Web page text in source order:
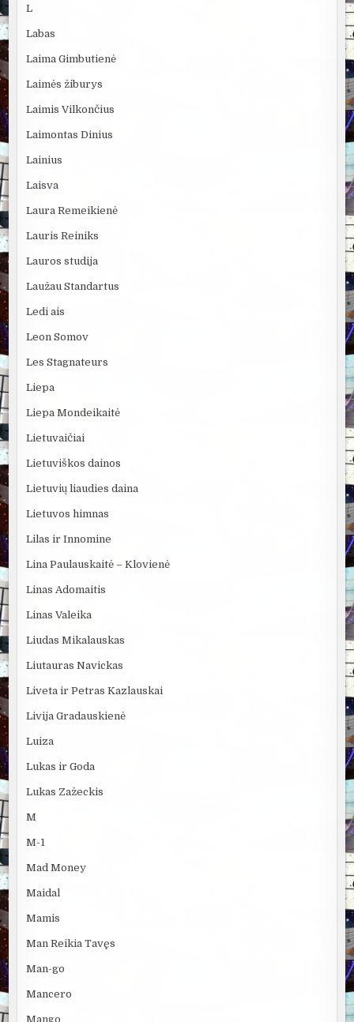
L
Labas
Laima Gimbutienė
Laimės žiburys
Laimis Vilkončius
Laimontas Dinius
Lainius
Laisva
Laura Remeikienė
Lauris Reiniks
Lauros studija
Laužau Standartus
Ledi ais
Leon Somov
Les Stagnateurs
Liepa
Liepa Mondeikaitė
Lietuvaičiai
Lietuviškos dainos
Lietuvių liaudies daina
Lietuvos himnas
Lilas ir Innomine
Lina Paulauskaitė – Klovienė
Linas Adomaitis
Linas Valeika
Liudas Mikalauskas
Liutauras Navickas
Liveta ir Petras Kazlauskai
Livija Gradauskienė
Luiza
Lukas ir Goda
Lukas Zažeckis
M
M-1
Mad Money
Maidal
Mamis
Man Reikia Tavęs
Man-go
Mancero
Mango